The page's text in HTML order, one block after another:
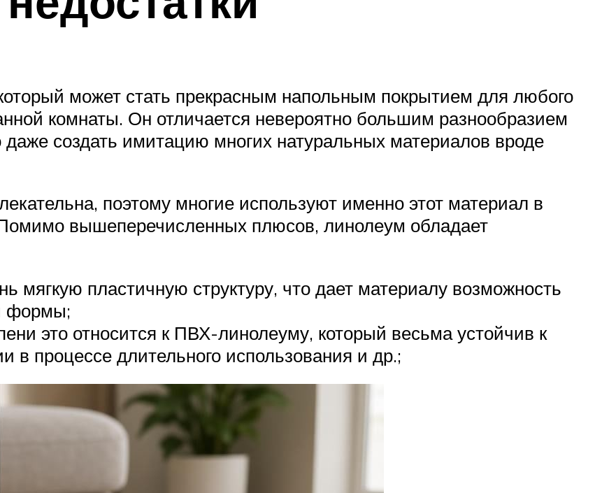
может стать прекрасным напольным покрытием для любого
комнаты. Он отличается невероятно большим разнообразием
создать имитацию многих натуральных материалов вроде
поэтому многие используют именно этот материал в
вышеперечисленных плюсов, линолеум обладает
мягкую пластичную структуру, что дает материалу возможность
формы;
это относится к ПВХ-линолеуму, который весьма устойчив к
процессе длительного использования и др.;